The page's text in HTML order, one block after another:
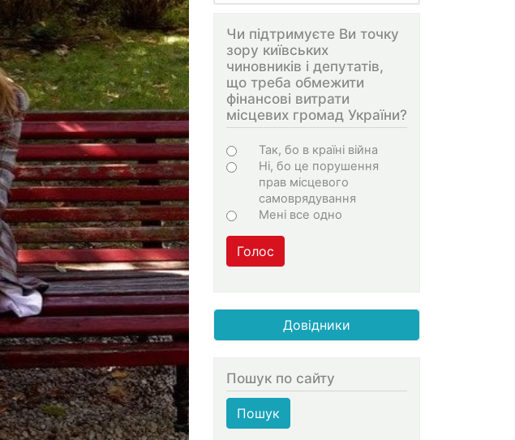
Чи підтримуєте Ви точку
зору київських
чиновників і депутатів,
що треба обмежити
фінансові витрати
місцевих громад України?
Варіанти
Так, бо в країні війна
Ні, бо це порушення
прав місцевого
самоврядування
Мені все одно
Голос
Довідники
Пошук по сайту
Пошук